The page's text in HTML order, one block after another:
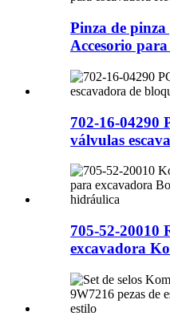
Pinza de
Accesorio
702-16-04290
válvulas
705-52-20010
excavadora